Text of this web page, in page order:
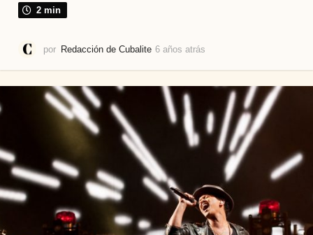
2 min
por Redacción de Cubalite 6 años atrás
o
a
t